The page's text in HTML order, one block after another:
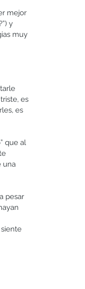
mejor
y
muy
es
es
que al
una
pesar